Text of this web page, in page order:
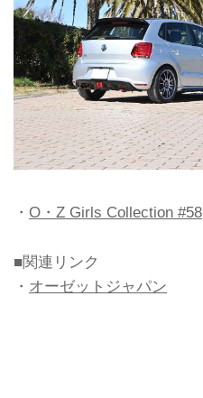
・ O・Z Girls Collection #58
■関連リンク
・ オーゼットジャパン